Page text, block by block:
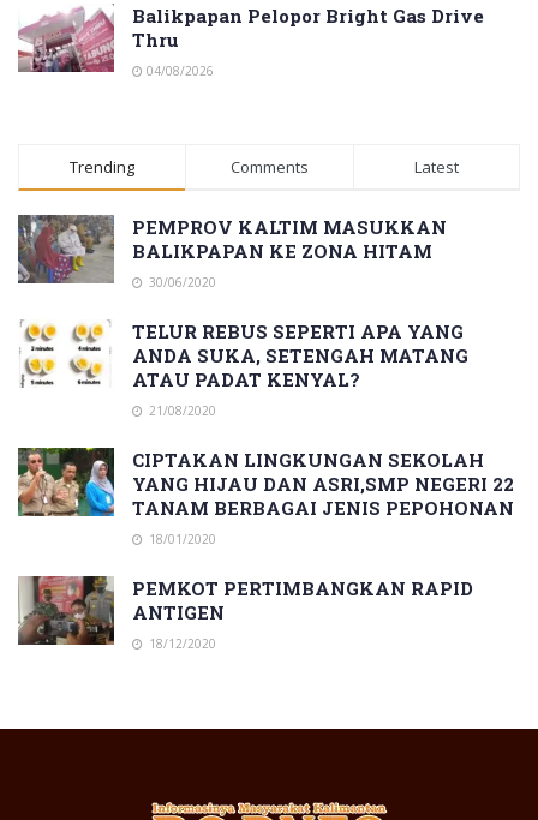
Balikpapan Pelopor Bright Gas Drive
Thru
04/08/2026
Trending Comments Latest
PEMPROV KALTIM MASUKKAN
BALIKPAPAN KE ZONA HITAM
30/06/2020
TELUR REBUS SEPERTI APA YANG
ANDA SUKA, SETENGAH MATANG
ATAU PADAT KENYAL?
21/08/2020
CIPTAKAN LINGKUNGAN SEKOLAH
YANG HIJAU DAN ASRI,SMP NEGERI 22
TANAM BERBAGAI JENIS PEPOHONAN
18/01/2020
PEMKOT PERTIMBANGKAN RAPID
ANTIGEN
18/12/2020